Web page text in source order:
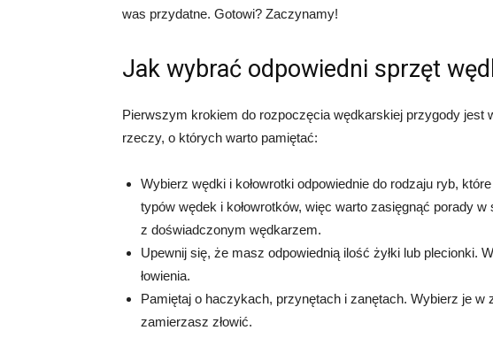
was przydatne. Gotowi? Zaczynamy!
Jak wybrać odpowiedni sprzęt
Pierwszym krokiem do rozpoczęcia wędkarskiej przygody jest
rzeczy, o których warto pamiętać:
Wybierz wędki i kołowrotki odpowiednie do rodzaju ryb,
typów wędek i kołowrotków, więc warto zasięgnąć porady
z doświadczonym wędkarzem.
Upewnij się, że masz odpowiednią ilość żyłki lub plecionki.
łowienia.
Pamiętaj o haczykach, przynętach i zanętach. Wybierz je w
zamierzasz złowić.